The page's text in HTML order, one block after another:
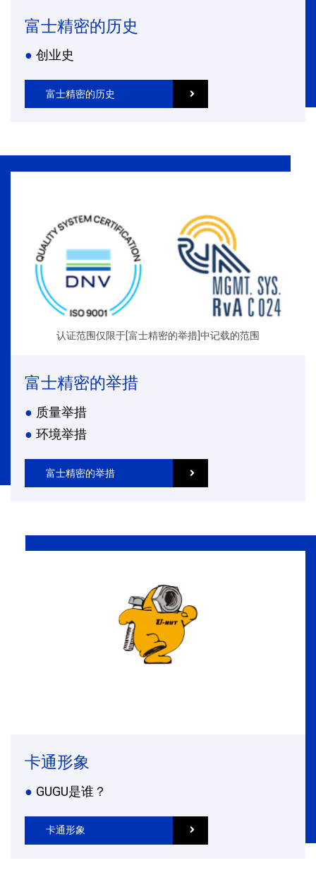
富士精密的历史
创业史
富士精密的历史
认证范围仅限于[富士精密的举措]中记载的范围
富士精密的举措
质量举措
环境举措
富士精密的举措
卡通形象
GUGU是谁？
卡通形象